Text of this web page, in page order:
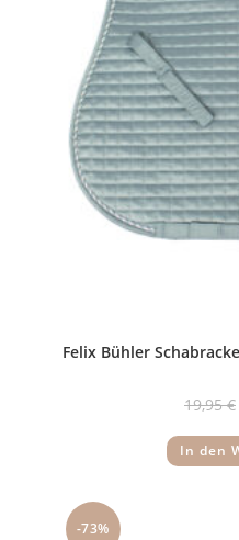
Felix Bühler
19,95€
In den
-73%